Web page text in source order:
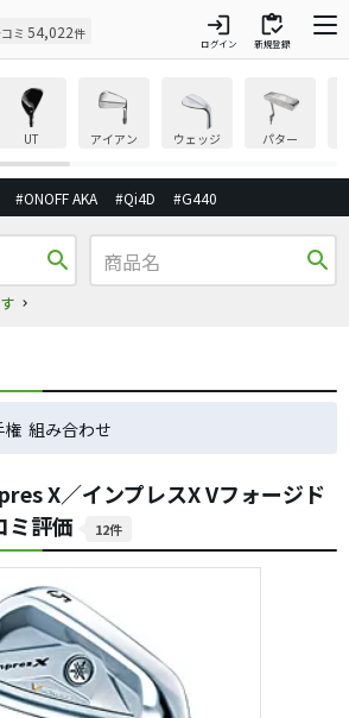
ミ 54,022件 login
ログイン
inventory
新規登録
UT アイアン ウェッジ パター
#ONOFF AKA #Qi4D #G440
search search
権 組み合わせ
X／インプレスX Vフォージド
ミ評価
12件